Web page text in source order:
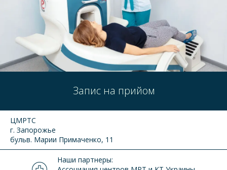
Запис на прийом
ЦМРТС
г. Запорожье
бульв. Марии Примаченко, 11
Наши партнеры: